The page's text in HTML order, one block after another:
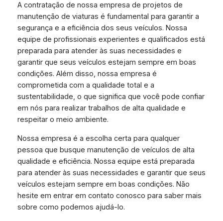
A contratação de nossa empresa de projetos de
manutenção de viaturas é fundamental para garantir a
segurança e a eficiência dos seus veículos. Nossa
equipe de profissionais experientes e qualificados está
preparada para atender às suas necessidades e
garantir que seus veículos estejam sempre em boas
condições. Além disso, nossa empresa é
comprometida com a qualidade total e a
sustentabilidade, o que significa que você pode confiar
em nós para realizar trabalhos de alta qualidade e
respeitar o meio ambiente.
Nossa empresa é a escolha certa para qualquer
pessoa que busque manutenção de veículos de alta
qualidade e eficiência. Nossa equipe está preparada
para atender às suas necessidades e garantir que seus
veículos estejam sempre em boas condições. Não
hesite em entrar em contato conosco para saber mais
sobre como podemos ajudá-lo.